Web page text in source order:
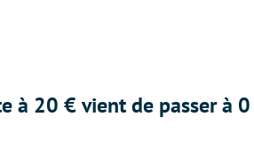
à 20 € vient de passer à 0